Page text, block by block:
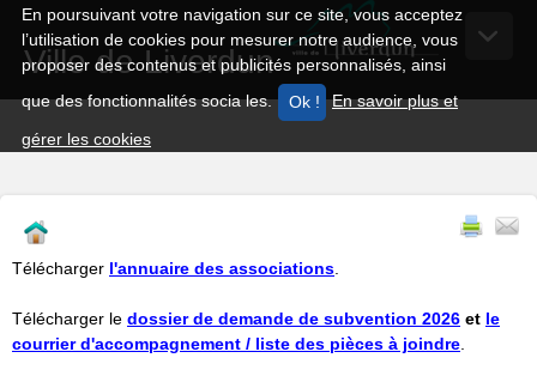
En poursuivant votre navigation sur ce site, vous acceptez
l’utilisation de cookies pour mesurer notre audience, vous
proposer des contenus et publicités personnalisés, ainsi
que des fonctionnalités socia les.
En savoir plus et
gérer les cookies
Ville de Liverdun
Télécharger l'annuaire des associations.
Télécharger le dossier de demande de subvention 2026 et le
courrier d'accompagnement / liste des pièces à joindre.